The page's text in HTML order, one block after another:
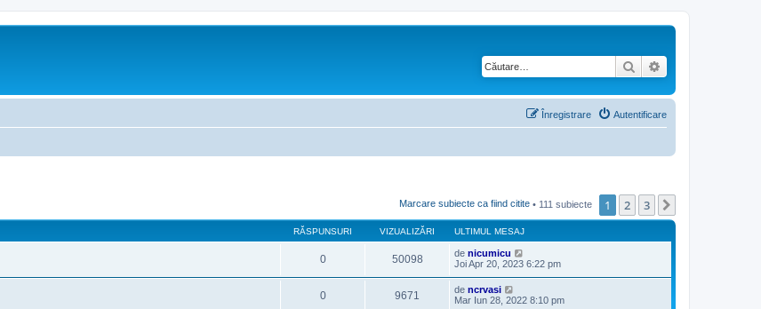
Căutare
Autentificare
Înregistrare
Marcare subiecte ca fiind citite • 111 subiecte 1 2 3
RĂSPUNSURI VIZUALIZĂRI ULTIMUL MESAJ
0 50098 de nicumicu
Joi Apr 20, 2023 6:22 pm
0 9671 de ncrvasi
Mar Iun 28, 2022 8:10 pm